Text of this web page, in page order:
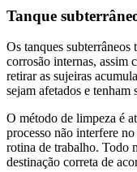
Tanque
Os tanques subterrâneos
corrosão internas, assim
retirar as sujeiras
sejam afetados e
O método de limpeza é
processo não interfere
rotina de trabalho. Todo
destinação correta de